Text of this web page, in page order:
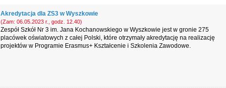
Akredytacja dla ZS3 w Wyszkowie
(Zam: 06.05.2023 r., godz. 12.40)
Zespół Szkół Nr 3 im. Jana Kochanowskiego w Wyszkowie jest w gronie 275
placówek oświatowych z całej Polski, które otrzymały akredytację na realizację
projektów w Programie Erasmus+ Kształcenie i Szkolenia Zawodowe.